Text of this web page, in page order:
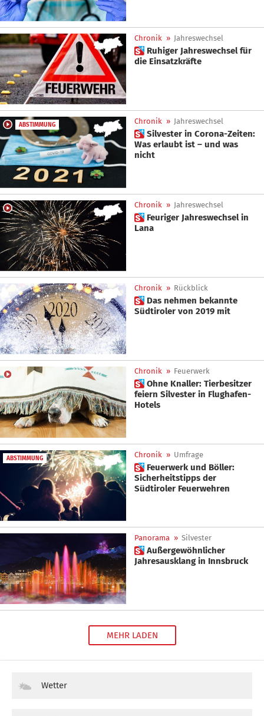
Chronik » Jahreswechsel
 Ruhiger Jahreswechsel für
die Einsatzkräfte
ABSTIMMUNG Chronik » Jahreswechsel
 Silvester in Corona-Zeiten:
Was erlaubt ist – und was
nicht
Chronik » Jahreswechsel
 Feuriger Jahreswechsel in
Lana
Chronik » Rückblick
 Das nehmen bekannte
Südtiroler von 2019 mit
Chronik » Feuerwerk
 Ohne Knaller: Tierbesitzer
feiern Silvester in Flughafen-
Hotels
ABSTIMMUNG Chronik » Umfrage
 Feuerwerk und Böller:
Sicherheitstipps der
Südtiroler Feuerwehren
Panorama » Silvester
 Außergewöhnlicher
Jahresausklang in Innsbruck
MEHR LADEN
Wetter